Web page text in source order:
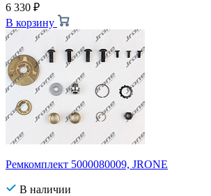
6 330 ₽
В корзину
Ремкомплект 5000080009, JRONE
В наличии